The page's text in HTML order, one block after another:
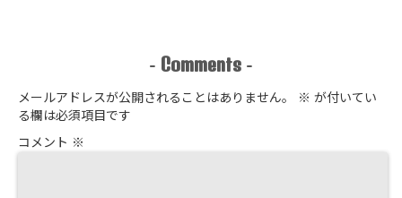
- Comments -
メールアドレスが公開されることはありません。 ※ が付いてい
る欄は必須項目です
コメント ※